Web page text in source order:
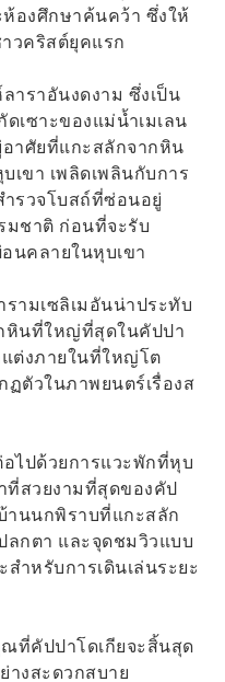
องศึกษาค้นคว้า ซึ่งให้
วคริสต์ยุคแรก
าราอันงดงาม ซึ่งเป็น
เซาะของแม่น้ำเมเลน
าศัยที่แกะสลักจากหิน
เขา เพลิดเพลินกับการ
ำรวจโบสถ์ที่ซ่อนอยู่
มชาติ ก่อนที่จะรับ
นคลายในหุบเขา
ามเซลิเมอันน่าประทับ
หินที่ใหญ่ที่สุดในคัปปา
แต่งภายในที่ใหญ่โต
ฏตัวในภาพยนตร์เรื่องส
ไปด้วยการแวะพักที่หุบ
ที่สวยงามที่สุดของคัป
านนกพิราบที่แกะสลัก
ลกตา และจุดชมวิวแบบ
ำหรับการเดินเล่นระยะ
ที่คัปปาโดเกียจะสิ้นสุด
างสะดวกสบาย